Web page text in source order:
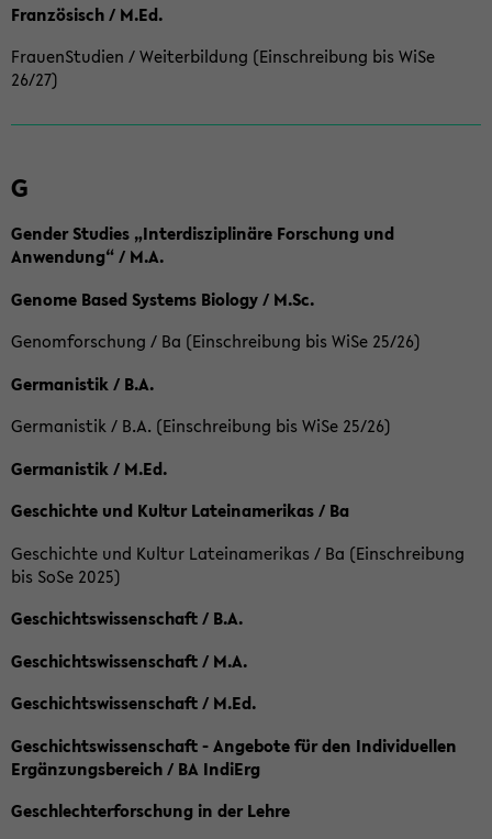
Französisch / M.Ed.
FrauenStudien / Weiterbildung (Einschreibung bis WiSe
26/27)
G
Gender Studies „Interdisziplinäre Forschung und
Anwendung“ / M.A.
Genome Based Systems Biology / M.Sc.
Genomforschung / Ba (Einschreibung bis WiSe 25/26)
Germanistik / B.A.
Germanistik / B.A. (Einschreibung bis WiSe 25/26)
Germanistik / M.Ed.
Geschichte und Kultur Lateinamerikas / Ba
Geschichte und Kultur Lateinamerikas / Ba (Einschreibung
bis SoSe 2025)
Geschichtswissenschaft / B.A.
Geschichtswissenschaft / M.A.
Geschichtswissenschaft / M.Ed.
Geschichtswissenschaft - Angebote für den Individuellen
Ergänzungsbereich / BA IndiErg
Geschlechterforschung in der Lehre